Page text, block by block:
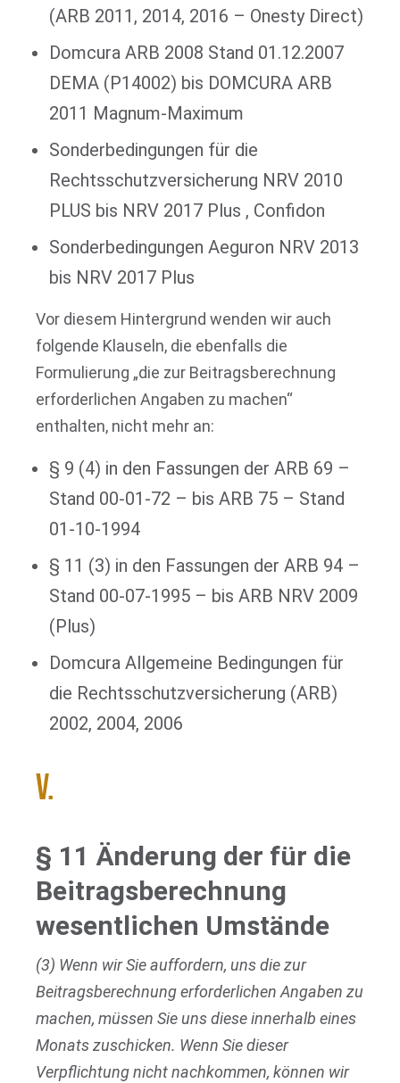
(ARB 2011, 2014, 2016 – Onesty Direct)
Domcura ARB 2008 Stand 01.12.2007
DEMA (P14002) bis DOMCURA ARB
2011 Magnum-Maximum
Sonderbedingungen für die
Rechtsschutzversicherung NRV 2010
PLUS bis NRV 2017 Plus , Confidon
Sonderbedingungen Aeguron NRV 2013
bis NRV 2017 Plus
Vor diesem Hintergrund wenden wir auch
folgende Klauseln, die ebenfalls die
Formulierung „die zur Beitragsberechnung
erforderlichen Angaben zu machen“
enthalten, nicht mehr an:
§ 9 (4) in den Fassungen der ARB 69 –
Stand 00-01-72 – bis ARB 75 – Stand
01-10-1994
§ 11 (3) in den Fassungen der ARB 94 –
Stand 00-07-1995 – bis ARB NRV 2009
(Plus)
Domcura Allgemeine Bedingungen für
die Rechtsschutzversicherung (ARB)
2002, 2004, 2006
V.
§ 11 Änderung der für die
Beitragsberechnung
wesentlichen Umstände
(3) Wenn wir Sie auffordern, uns die zur
Beitragsberechnung erforderlichen Angaben zu
machen, müssen Sie uns diese innerhalb eines
Monats zuschicken. Wenn Sie dieser
Verpflichtung nicht nachkommen, können wir